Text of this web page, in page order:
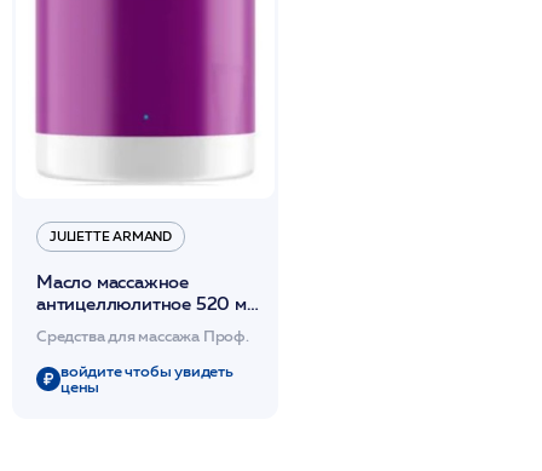
JULIETTE ARMAND
Масло массажное
антицеллюлитное 520 мл
/JA
Средства для массажа Проф.
войдите чтобы увидеть
цены